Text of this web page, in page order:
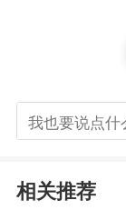
相关推荐